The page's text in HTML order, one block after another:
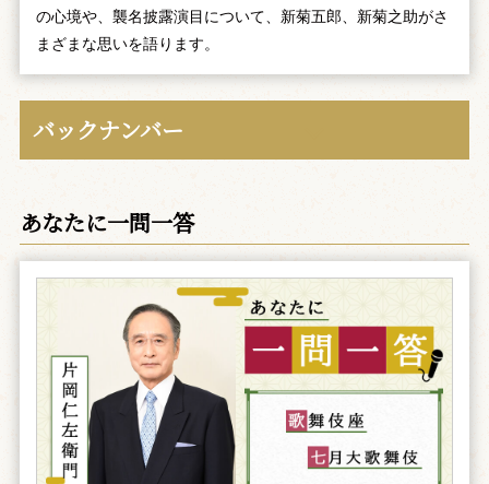
の心境や、襲名披露演目について、新菊五郎、新菊之助がさ
まざまな思いを語ります。
バックナンバー
あなたに一問一答